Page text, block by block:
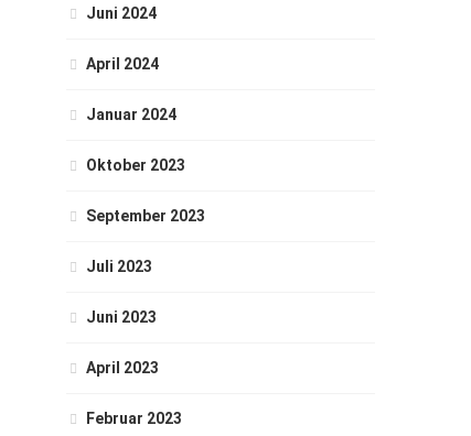
Juni 2024
April 2024
Januar 2024
Oktober 2023
September 2023
Juli 2023
Juni 2023
April 2023
Februar 2023